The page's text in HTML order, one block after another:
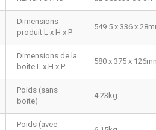
Dimensions
produit L x H x P
549.5 x 336 x
Dimensions de la
boîte L x H x P
580 x 375 x
Poids (sans
boîte)
4.23kg
Poids (avec